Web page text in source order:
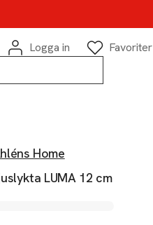
Logga in
Favoriter
Home
LUMA 12 cm